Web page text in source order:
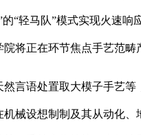
“轻马队”模式实现火速
将正在环节焦点手艺范
语处置取大模子手艺等
械设想制制及其从动化